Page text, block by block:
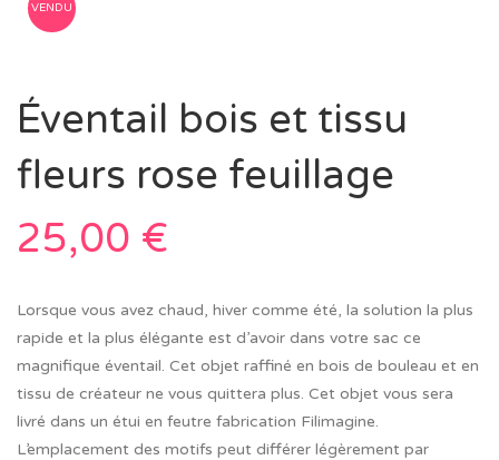
VENDU
Éventail bois et tissu
fleurs rose feuillage
25,00 €
Lorsque vous avez chaud, hiver comme été, la solution la plus
rapide et la plus élégante est d’avoir dans votre sac ce
magnifique éventail. Cet objet raffiné en bois de bouleau et en
tissu de créateur ne vous quittera plus. Cet objet vous sera
livré dans un étui en feutre fabrication Filimagine.
L’emplacement des motifs peut différer légèrement par